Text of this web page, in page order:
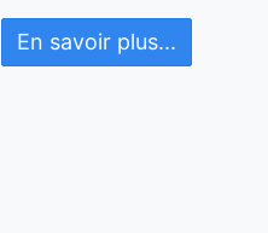
En savoir plus...